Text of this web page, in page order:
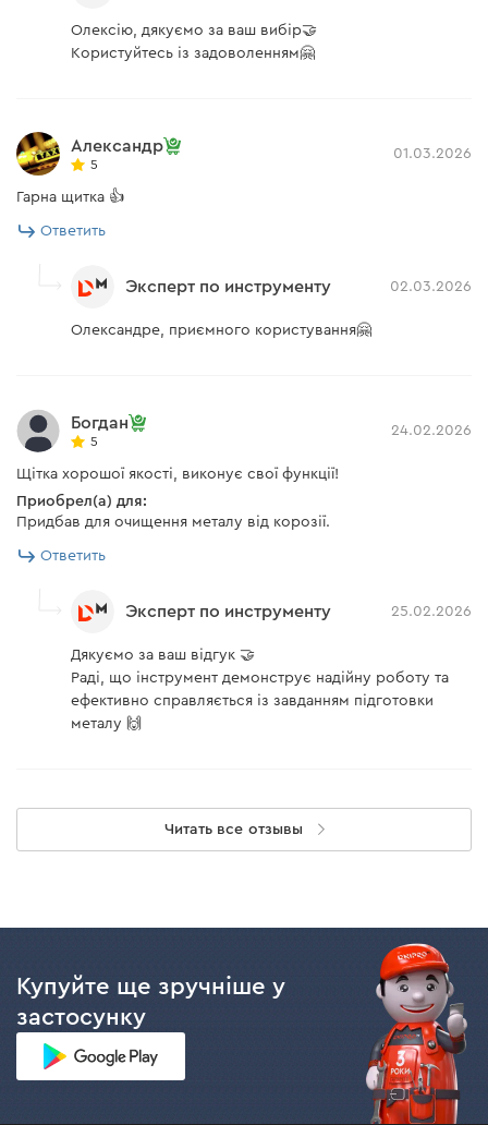
Олексію, дякуємо за ваш вибір🤝
Користуйтесь із задоволенням🤗
Александр
5
01.03.2026
Гарна щитка 👍
Ответить
Эксперт по инструменту 02.03.2026
Олександре, приємного користування🤗
Богдан
5
24.02.2026
Щітка хорошої якості, виконує свої функції!
Приобрел(а) для:
Придбав для очищення металу від корозії.
Ответить
Эксперт по инструменту 25.02.2026
Дякуємо за ваш відгук 🤝
Раді, що інструмент демонструє надійну роботу та
ефективно справляється із завданням підготовки
металу 🙌
Читать все отзывы
Купуйте ще зручніше у
застосунку